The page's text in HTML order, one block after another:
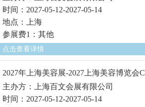
时间：2027-05-12-2027-05-14
地点：上海
参展费1：其他
点击查看详情
2027年上海美容展-2027上海美容博览会
主办方：上海百文会展有限公司
时间：2027-05-12-2027-05-14